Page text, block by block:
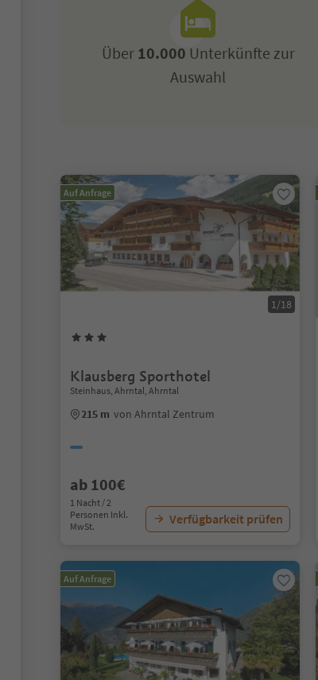
Über10.000 Unterkünfte zur
Auswahl
Auf Anfrage
1/18
Klausberg Sporthotel
Steinhaus, Ahrntal, Ahrntal
215 m von Ahrntal Zentrum
ab 100€
1 Nacht / 2
Personen Inkl.
MwSt.
Verfügbarkeit prüfen
Auf Anfrage